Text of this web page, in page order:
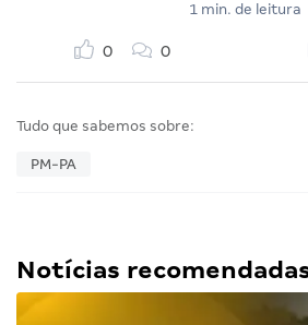
1 min. de leitura
0 0
Tudo que sabemos sobre:
PM-PA
Notícias